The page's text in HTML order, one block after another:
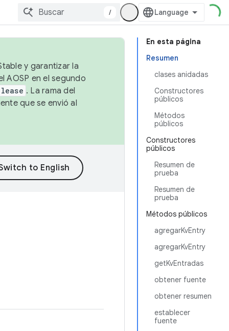
/
En esta página
Resumen
clases anidadas
Constructores
públicos
Métodos
públicos
Constructores
públicos
Resumen de
prueba
Resumen de
prueba
Métodos públicos
agregarKvEntry
agregarKvEntry
getKvEntradas
obtener fuente
obtener resumen
establecer
fuente
y garantizar la
AOSP en el segundo
. La rama del
que se envió al